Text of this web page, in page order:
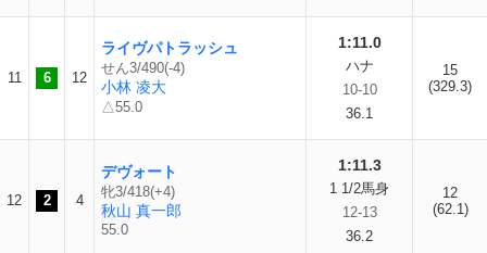
11 6 12
ライヴパトラッシュ
せん3/490(-4)
小林 凌大
△55.0
1:11.0
ハナ
10-10
36.1
15
(329.3)
12 2 4
デヴォート
牝3/418(+4)
秋山 真一郎
55.0
1:11.3
1 1/2馬身
12-13
36.2
12
(62.1)